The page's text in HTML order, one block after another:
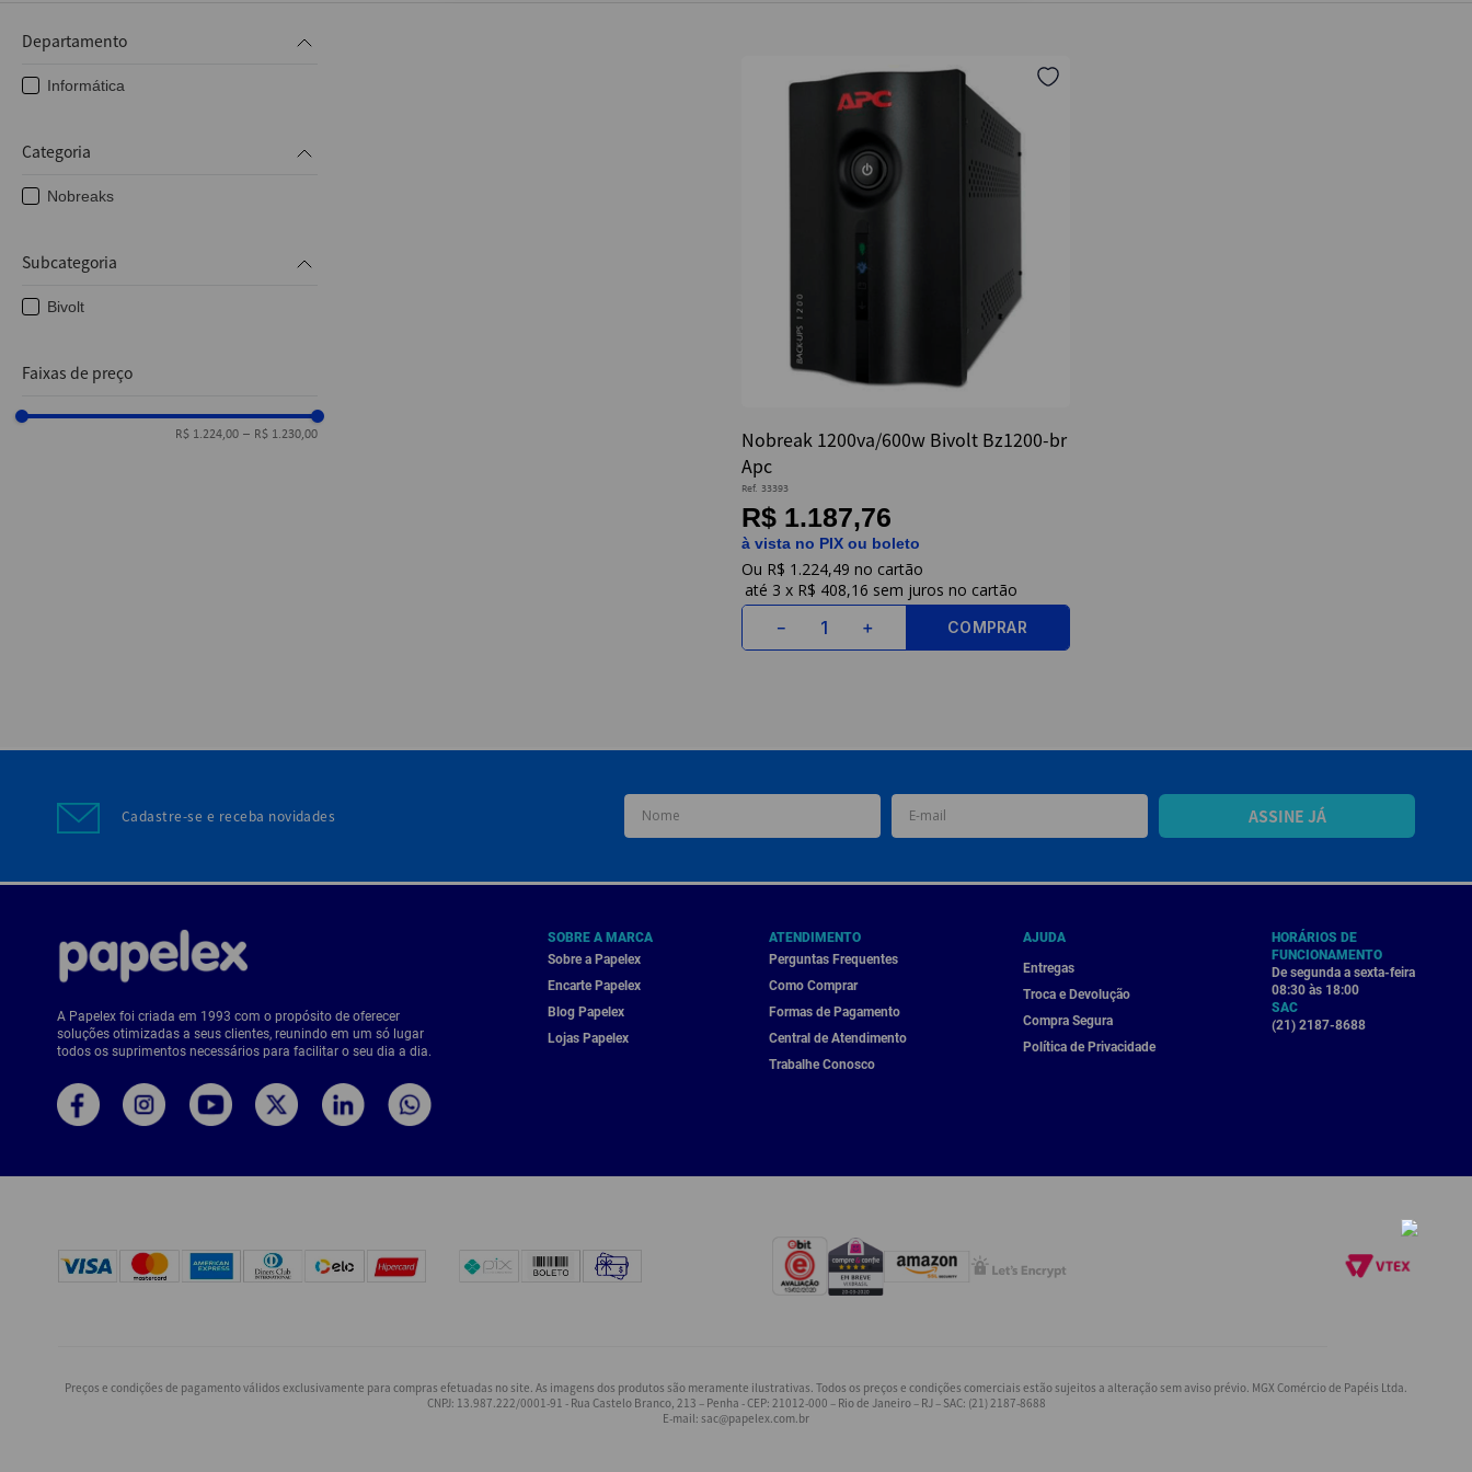
Departamento
Informática
Categoria
Nobreaks
Subcategoria
Bivolt
Faixas de preço
R$ 1.224,00 – R$ 1.230,00
Nobreak 1200va/600w Bivolt Bz1200-br
Apc
Ref. 33393
R$ 1.187,76
à vista no PIX ou boleto
R$ 1 .224,49
3 x R$ 408,16 sem juros
＋
－ COMPRAR
Cadastre-se e receba novidades ASSINE JÁ
A Papelex foi criada em 1993 com o propósito de oferecer
soluções otimizadas a seus clientes, reunindo em um só lugar
todos os suprimentos necessários para facilitar o seu dia a dia.
SOBRE A MARCA
Sobre a Papelex
Encarte Papelex
Blog Papelex
Lojas Papelex
ATENDIMENTO
Perguntas Frequentes
Como Comprar
Formas de Pagamento
Central de Atendimento
Trabalhe Conosco
AJUDA
Entregas
Troca e Devolução
Compra Segura
Política de Privacidade
HORÁRIOS DE
FUNCIONAMENTO
De segunda a sexta-feira
08:30 às 18:00
SAC
(21) 2187-8688
Preços e condições de pagamento válidos exclusivamente para compras efetuadas no site. As imagens dos produtos são meramente ilustrativas. Todos os preços e condições comerciais estão sujeitos a alteração sem aviso prévio. MGX Comércio de Papéis Ltda.
CNPJ: 13.987.222/0001-91 - Rua Castelo Branco, 213 – Penha - CEP: 21012-000 – Rio de Janeiro – RJ – SAC: (21) 2187-8688
E-mail: sac@papelex.com.br